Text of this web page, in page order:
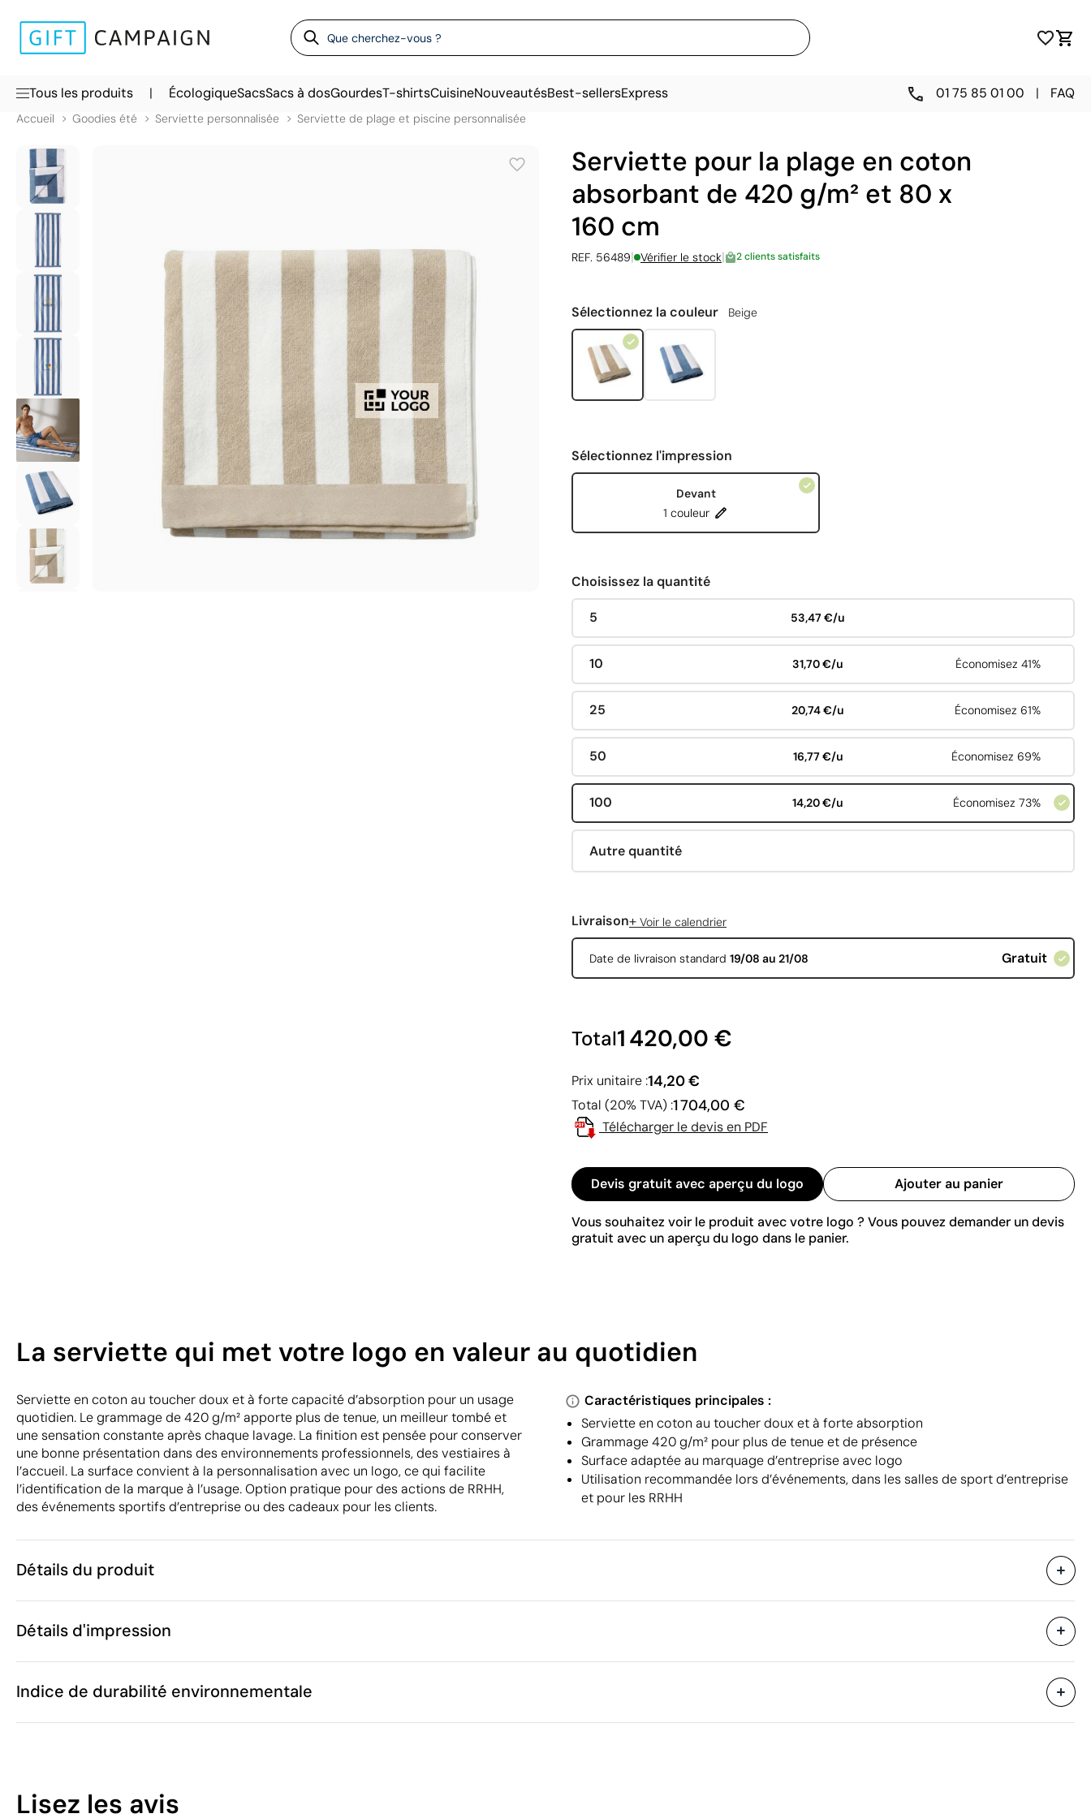
Tous les produits | ÉcologiqueSacsSacs à dosGourdesT-shirtsCuisineNouveautésBest-sellersExpress 01 75 85 01 00 | FAQ
Accueil Goodies été Serviette personnalisée Serviette de plage et piscine personnalisée
Serviette pour la plage en coton
absorbant de 420 g/m² et 80 x
160 cm
REF. 56489| Vérifier le stock| 2 clients satisfaits
Sélectionnez la couleur Beige
Sélectionnez l'impression
Devant
1 couleur
Choisissez la quantité
5 53,47 €/u
10 31,70 €/u Économisez 41%
25 20,74 €/u Économisez 61%
50 16,77 €/u Économisez 69%
100 14,20 €/u Économisez 73%
Autre quantité
Livraison+ Voir le calendrier
Date de livraison standard 19/08 au 21/08 Gratuit
Total1 420,00 €
Prix unitaire :14,20 €
Total (20% TVA) :1 704,00 €
Télécharger le devis en PDF
Devis gratuit avec aperçu du logo Ajouter au panier
Vous souhaitez voir le produit avec votre logo ? Vous pouvez demander un devis
gratuit avec un aperçu du logo dans le panier.
La serviette qui met votre logo en valeur au quotidien
Serviette en coton au toucher doux et à forte capacité d’absorption pour un usage
quotidien. Le grammage de 420 g/m² apporte plus de tenue, un meilleur tombé et
une sensation constante après chaque lavage. La finition est pensée pour conserver
une bonne présentation dans des environnements professionnels, des vestiaires à
l’accueil. La surface convient à la personnalisation avec un logo, ce qui facilite
l’identification de la marque à l’usage. Option pratique pour des actions de RRHH,
des événements sportifs d’entreprise ou des cadeaux pour les clients.
Caractéristiques principales :
Serviette en coton au toucher doux et à forte absorption
Grammage 420 g/m² pour plus de tenue et de présence
Surface adaptée au marquage d’entreprise avec logo
Utilisation recommandée lors d’événements, dans les salles de sport d’entreprise
et pour les RRHH
Détails du produit
Caractéristiques
Code du produit
Poids
533 g
Matière
Coton
Pays d'envoi
Emballage
Détails d'impression
Indice de durabilité environnementale
38
Lisez les avis